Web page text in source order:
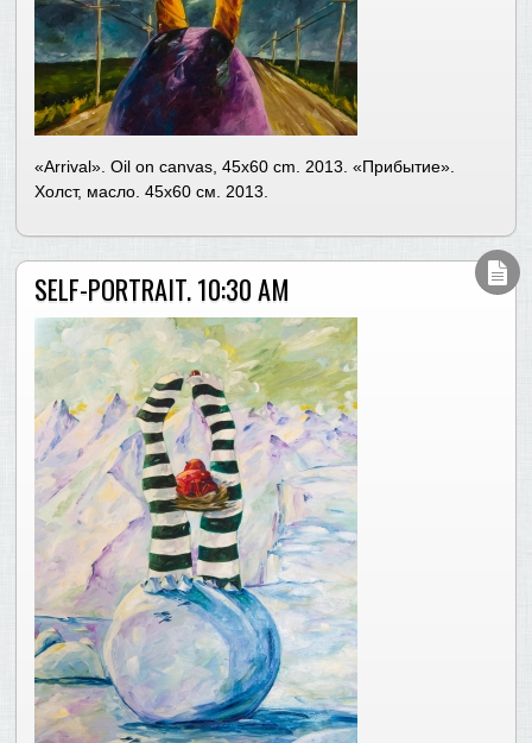
«Arrival». Oil on canvas, 45х60 cm. 2013. «Прибытие».
Холст, масло. 45х60 см. 2013.
SELF-PORTRAIT. 10:30 AM